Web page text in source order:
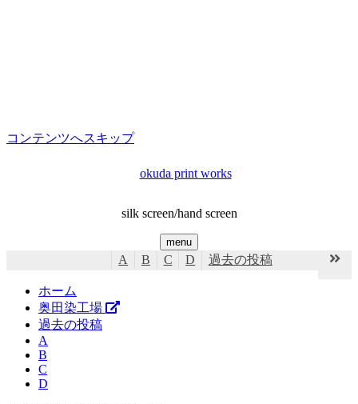
コンテンツへスキップ
okuda print works
silk screen/hand screen
menu
A B C D 過去の投稿
ホーム
奥田染工場
過去の投稿
A
B
C
D